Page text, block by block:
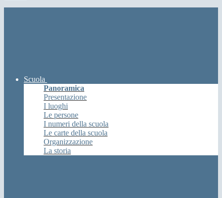
Scuola
Panoramica
Presentazione
I luoghi
Le persone
I numeri della scuola
Le carte della scuola
Organizzazione
La storia